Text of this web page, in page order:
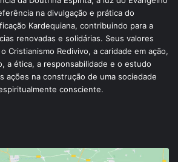
na divulgação e prática do
Kardequiana, contribuindo para a
renovadas e solidárias. Seus valores
Cristianismo Redivivo, a caridade em ação,
a ética, a responsabilidade e o estudo
ações na construção de uma sociedade
consciente.